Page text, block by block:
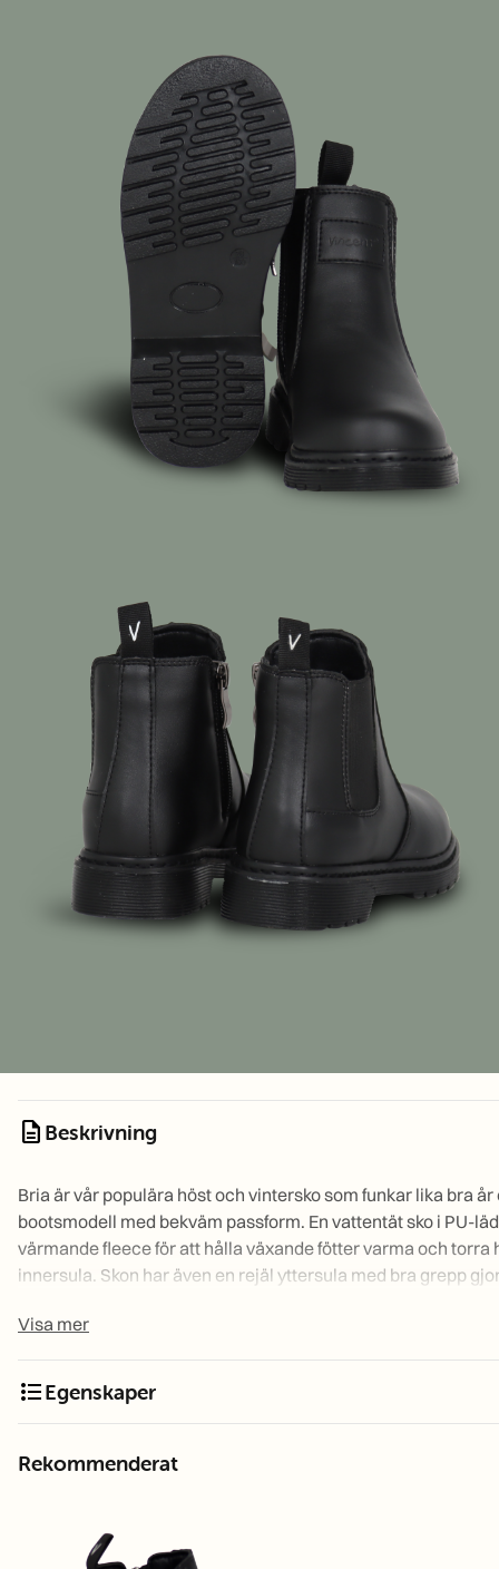
description Beskrivning
Bria är vår populära höst och vintersko som funkar lika bra år
bootsmodell med bekväm passform. En vattentät sko i PU-
värmande fleece för att hålla växande fötter varma och torra
innersula. Skon har även en rejäl yttersula med bra grepp
220801-28
220801-29
Bria Black S29
220801-31
220801-33
220801-34
Visa mer
format_list_bulletedEgenskaper
Rekommenderat